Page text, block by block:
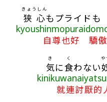
狭心
きょうしん
もプライドも
自尊也好 驕
気
き
に食
く
わない
や
就連討厭